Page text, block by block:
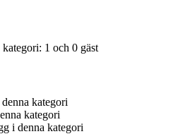
1 och 0 gäst
kategori
kategori
i denna kategori